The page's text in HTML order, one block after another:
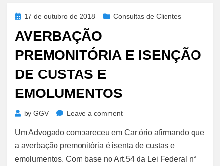
Posted17 de outubro de 2018 Consultas de Clientes
AVERBAÇÃO
PREMONITÓRIA E ISENÇÃO
DE CUSTAS E
EMOLUMENTOS
by GGV Leave a commenton
Premonitória
e
Isenção
Um Advogado compareceu em Cartório afirmando que
a averbação premonitória é isenta de custas e
emolumentos. Com base no Art.54 da Lei Federal n°